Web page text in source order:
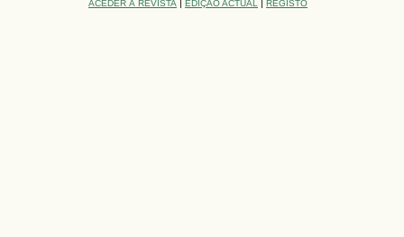
ACEDER À REVISTA | EDIÇÃO ACTUAL | REGISTO